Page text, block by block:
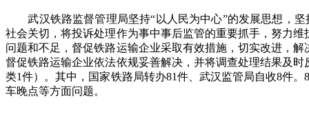
武汉铁路监督管理局坚持“以人民为中心”的发展思想，坚
社会关切，将投诉处理作为事中事后监管的重要抓手，努力
问题和不足，督促铁路运输企业采取有效措施，切实改进，
督促铁路运输企业依法依规妥善解决，并将调查处理结果及
类1件）。其中，国家铁路局转办81件、武汉监管局自收8件
车晚点等方面问题。